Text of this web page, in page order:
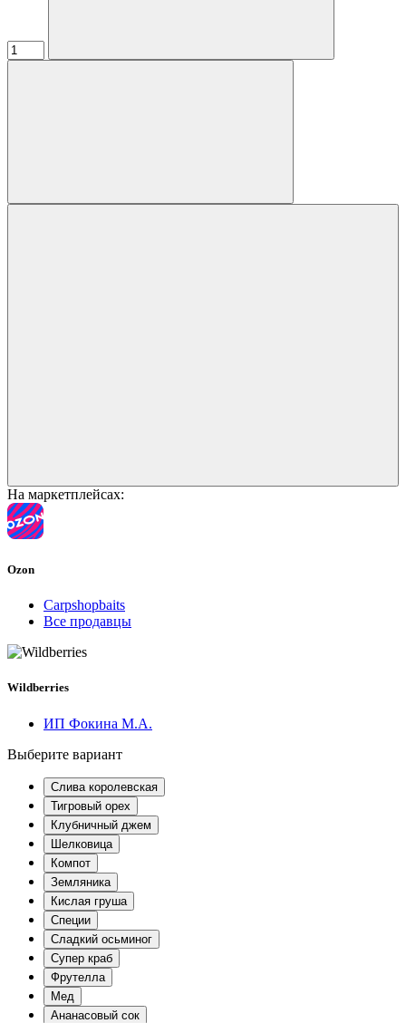
На маркетплейсах:
Ozon
Carpshopbaits
Все продавцы
Wildberries
ИП Фокина М.А.
Выберите вариант
Слива королевская
Тигровый орех
Клубничный джем
Шелковица
Компот
Земляника
Кислая груша
Специи
Сладкий осьминог
Супер краб
Фрутелла
Мед
Ананасовый сок